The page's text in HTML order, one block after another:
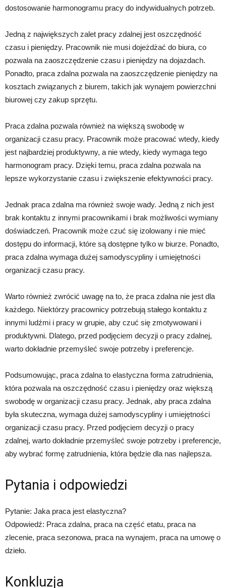
dostosowanie harmonogramu pracy do indywidualnych potrzeb.
Jedną z największych zalet pracy zdalnej jest oszczędność
czasu i pieniędzy. Pracownik nie musi dojeżdżać do biura, co
pozwala na zaoszczędzenie czasu i pieniędzy na dojazdach.
Ponadto, praca zdalna pozwala na zaoszczędzenie pieniędzy na
kosztach związanych z biurem, takich jak wynajem powierzchni
biurowej czy zakup sprzętu.
Praca zdalna pozwala również na większą swobodę w
organizacji czasu pracy. Pracownik może pracować wtedy, kiedy
jest najbardziej produktywny, a nie wtedy, kiedy wymaga tego
harmonogram pracy. Dzięki temu, praca zdalna pozwala na
lepsze wykorzystanie czasu i zwiększenie efektywności pracy.
Jednak praca zdalna ma również swoje wady. Jedną z nich jest
brak kontaktu z innymi pracownikami i brak możliwości wymiany
doświadczeń. Pracownik może czuć się izolowany i nie mieć
dostępu do informacji, które są dostępne tylko w biurze. Ponadto,
praca zdalna wymaga dużej samodyscypliny i umiejętności
organizacji czasu pracy.
Warto również zwrócić uwagę na to, że praca zdalna nie jest dla
każdego. Niektórzy pracownicy potrzebują stałego kontaktu z
innymi ludźmi i pracy w grupie, aby czuć się zmotywowani i
produktywni. Dlatego, przed podjęciem decyzji o pracy zdalnej,
warto dokładnie przemyśleć swoje potrzeby i preferencje.
Podsumowując, praca zdalna to elastyczna forma zatrudnienia,
która pozwala na oszczędność czasu i pieniędzy oraz większą
swobodę w organizacji czasu pracy. Jednak, aby praca zdalna
była skuteczna, wymaga dużej samodyscypliny i umiejętności
organizacji czasu pracy. Przed podjęciem decyzji o pracy
zdalnej, warto dokładnie przemyśleć swoje potrzeby i preferencje,
aby wybrać formę zatrudnienia, która będzie dla nas najlepsza.
Pytania i odpowiedzi
Pytanie: Jaka praca jest elastyczna?
Odpowiedź: Praca zdalna, praca na część etatu, praca na
zlecenie, praca sezonowa, praca na wynajem, praca na umowę o
dzieło.
Konkluzja